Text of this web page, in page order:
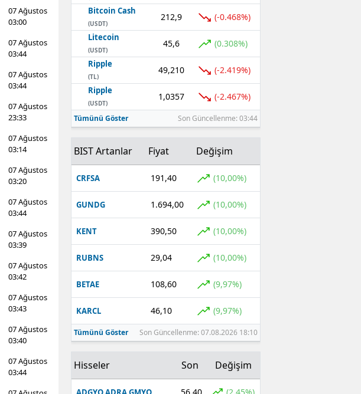
07 Ağustos
03:00
07 Ağustos
03:44
07 Ağustos
03:44
07 Ağustos
23:33
07 Ağustos
03:14
07 Ağustos
03:20
07 Ağustos
03:44
07 Ağustos
03:39
07 Ağustos
03:42
07 Ağustos
03:43
07 Ağustos
03:40
07 Ağustos
03:44
Bitcoin Cash
(USDT)
212,9 (-0.468%)
Litecoin
(USDT)
45,6 (0.308%)
Ripple
(TL)
49,210 (-2.419%)
Ripple
(USDT)
1,0357 (-2.467%)
Tümünü Göster Son Güncellenme: 03:44
BIST Artanlar Fiyat Değişim
CRFSA 191,40 (10,00%)
GUNDG 1.694,00 (10,00%)
KENT 390,50 (10,00%)
RUBNS 29,04 (10,00%)
BETAE 108,60 (9,97%)
KARCL 46,10 (9,97%)
Tümünü Göster Son Güncellenme: 07.08.2026 18:10
Hisseler Son Değişim